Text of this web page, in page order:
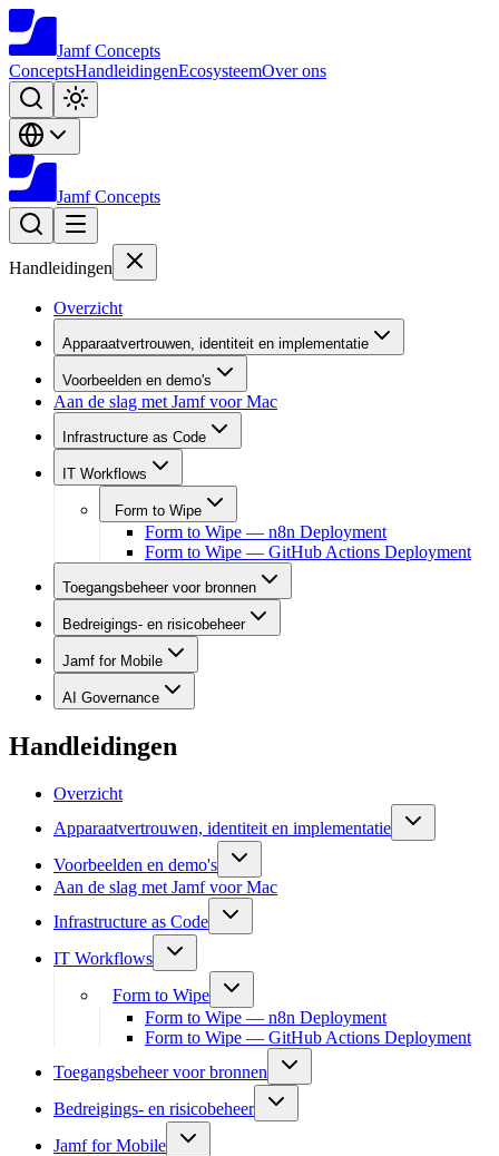
Jamf Concepts
ConceptsHandleidingenEcosysteemOver ons
Jamf Concepts
Handleidingen
Overzicht
Apparaatvertrouwen, identiteit en implementatie
Voorbeelden en demo's
Aan de slag met Jamf voor Mac
Infrastructure as Code
IT Workflows
Form to Wipe
Form to Wipe — n8n Deployment
Form to Wipe — GitHub Actions Deployment
Toegangsbeheer voor bronnen
Bedreigings- en risicobeheer
Jamf for Mobile
AI Governance
Handleidingen
Overzicht
Apparaatvertrouwen, identiteit en implementatie
Voorbeelden en demo's
Aan de slag met Jamf voor Mac
Infrastructure as Code
IT Workflows
Form to Wipe
Form to Wipe — n8n Deployment
Form to Wipe — GitHub Actions Deployment
Toegangsbeheer voor bronnen
Bedreigings- en risicobeheer
Jamf for Mobile